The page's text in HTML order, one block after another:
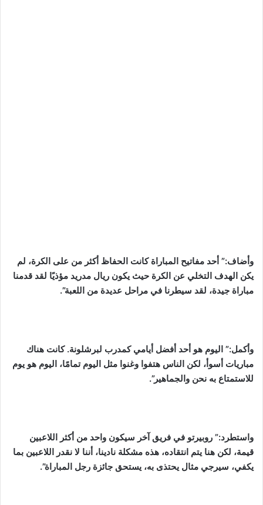
وأضاف:” أحد مفاتيح المباراة كانت الحفاظ أكثر من على الكرة، لم
يكن الهدف التخلي عن الكرة حيث يكون ريال مدريد مؤذيًا لقد قدمنا
مباراة جيدة، لقد سيطرنا في مراحل عديدة من اللعبة”.
وأكمل:” اليوم هو أحد أفضل أيامي كمدرب لبرشلونة. كانت هناك
مباريات أسوأ، لكن الناس هتفوا وغنوا مثل اليوم تمامًا، اليوم هو يوم
للاستمتاع به نحن والجماهير”.
واستطرد:” روبيرتو في فريق آخر سيكون واحد من أكثر اللاعبين
قيمة، لكن هنا يتم انتقاده، هذه مشكلة نادينا، أننا لا نقدر اللاعبين بما
يكفي، سيرجي مثال يحتذى به، يستحق جائزة رجل المباراة”.